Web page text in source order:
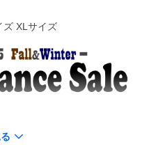
ズ XLサイズ
限りのお買い得価格です。